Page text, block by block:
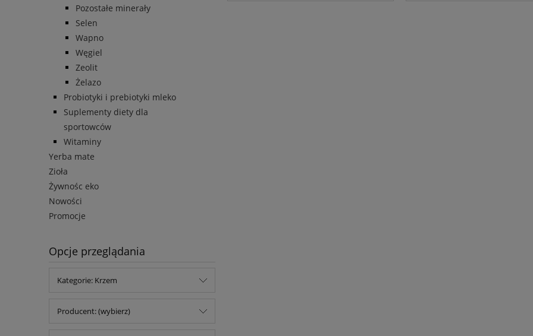
Pozostałe minerały
Selen
Wapno
Węgiel
Zeolit
Żelazo
Probiotyki i prebiotyki mleko
Suplementy diety dla
sportowców
Witaminy
Yerba mate
Zioła
Żywnośc eko
Nowości
Promocje
Opcje przeglądania
Kategorie: Krzem
Producent: (wybierz)